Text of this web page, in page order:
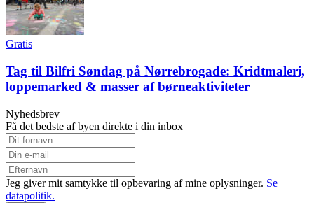
Gratis
Tag til Bilfri Søndag på Nørrebrogade: Kridtmaleri,
loppemarked & masser af børneaktiviteter
Nyhedsbrev
Få det bedste af byen direkte i din inbox
Jeg giver mit samtykke til opbevaring af mine oplysninger. Se
datapolitik.